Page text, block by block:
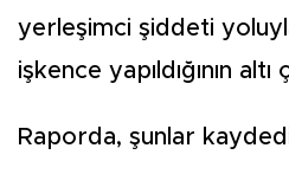
yerleşimci şiddeti
işkence yapıldığının altı
Raporda, şunlar